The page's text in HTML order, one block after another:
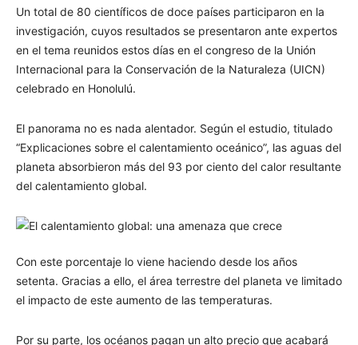
Un total de 80 científicos de doce países participaron en la
investigación, cuyos resultados se presentaron ante expertos
en el tema reunidos estos días en el congreso de la Unión
Internacional para la Conservación de la Naturaleza (UICN)
celebrado en Honolulú.
El panorama no es nada alentador. Según el estudio, titulado
“Explicaciones sobre el calentamiento oceánico”, las aguas del
planeta absorbieron más del 93 por ciento del calor resultante
del calentamiento global.
Con este porcentaje lo viene haciendo desde los años
setenta. Gracias a ello, el área terrestre del planeta ve limitado
el impacto de este aumento de las temperaturas.
Por su parte, los océanos pagan un alto precio que acabará